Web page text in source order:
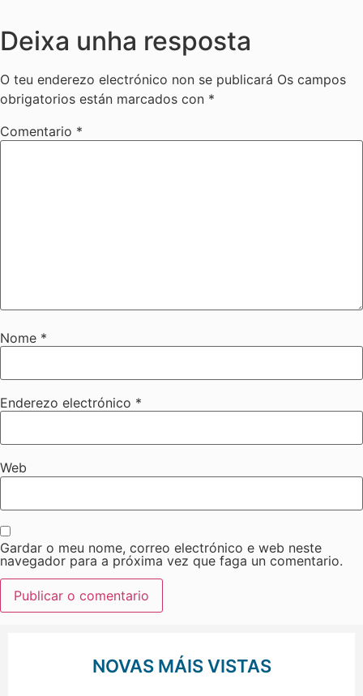
Deixa unha resposta
O teu enderezo electrónico non se publicará Os campos
obrigatorios están marcados con *
Comentario *
Nome *
Enderezo electrónico *
Web
Gardar o meu nome, correo electrónico e web neste
navegador para a próxima vez que faga un comentario.
NOVAS MÁIS VISTAS